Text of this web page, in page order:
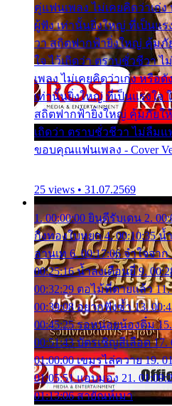
คู่แฟนเพลง ไม่เคยคิดว่าเก่
ผู้ฟัง เท่านั้นยิ่งใหญ่ ที่เป็นแร
วา สถิตฟากฟ้ายิ่งใหญ่ คุ้มภั
ใจ ไว้เถิดว่า ตราบชั่วชีวา
เพลง ไม่เคยคิดว่าเก่ง หรือ
เท่านั้นยิ่งใหญ่ ที่เป็นแรงใจ
สถิตฟากฟ้ายิ่งใหญ่ คุ้มภัยให้
เถิดว่า ตราบชั่วชีวา ไม่ลืมแ
ขอบคุณแฟนเพลง - Cover
25 views • 31.07.2569
1. 00:00:00 ยินดีรับเดน 2.
กิ่งทองใบหยก 4. 00:10:35
ลานเท 6. 00:17:06 จำใจจา
00:25:16 น้ำลงเดือนยี่ 9.
00:32:29 ตอไม้ที่ตายแล้ว
00:39:08 อยากฟังซ้ำ 13.
00:45:25 รอหน่อยน้องติ๋ม
00:51:43 บัตรเชิญสีเลือด
01:00:00 เขมรไล่ควาย 19.
01:05:51 แอบมอง 21.
01:13:06 สายัณห์เมา